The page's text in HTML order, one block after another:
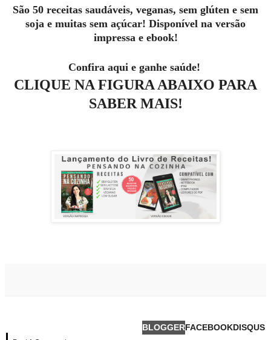
São 50 receitas saudáveis, veganas, sem glúten e sem
soja e muitas sem açúcar! Disponível na versão
impressa e ebook!
Confira aqui e ganhe saúde!
CLIQUE NA FIGURA ABAIXO PARA
SABER MAIS!
BLOGGERFACEBOOKDISQUS